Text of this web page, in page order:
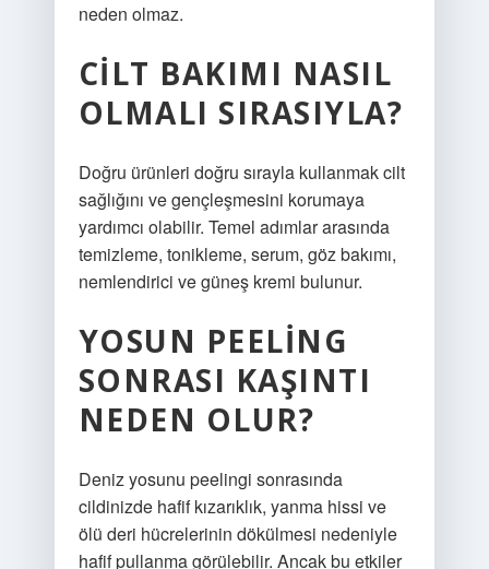
neden olmaz.
CILT BAKIMI NASIL
OLMALI SIRASIYLA?
Doğru ürünleri doğru sırayla kullanmak cilt
sağlığını ve gençleşmesini korumaya
yardımcı olabilir. Temel adımlar arasında
temizleme, tonikleme, serum, göz bakımı,
nemlendirici ve güneş kremi bulunur.
YOSUN PEELING
SONRASI KAŞINTI
NEDEN OLUR?
Deniz yosunu peelingi sonrasında
cildinizde hafif kızarıklık, yanma hissi ve
ölü deri hücrelerinin dökülmesi nedeniyle
hafif pullanma görülebilir. Ancak bu etkiler